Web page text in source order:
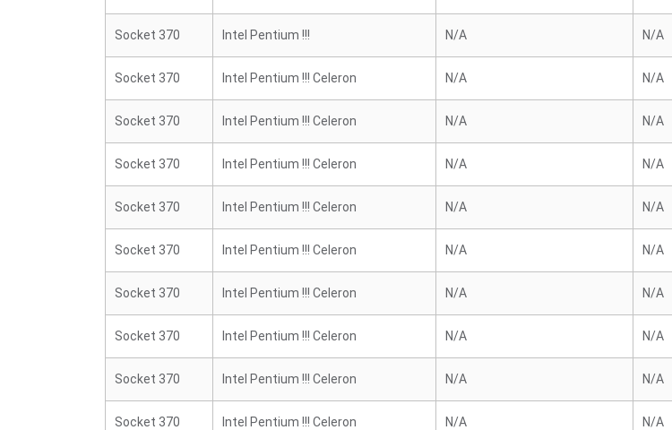
Socket 370 Intel Pentium !!! N/A N/A
Socket 370 Intel Pentium !!! Celeron N/A N/A
Socket 370 Intel Pentium !!! Celeron N/A N/A
Socket 370 Intel Pentium !!! Celeron N/A N/A
Socket 370 Intel Pentium !!! Celeron N/A N/A
Socket 370 Intel Pentium !!! Celeron N/A N/A
Socket 370 Intel Pentium !!! Celeron N/A N/A
Socket 370 Intel Pentium !!! Celeron N/A N/A
Socket 370 Intel Pentium !!! Celeron N/A N/A
Socket 370 Intel Pentium !!! Celeron N/A N/A